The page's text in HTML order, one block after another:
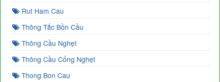
Rut Ham Cau
Thông Tắc Bồn Cầu
Thông Cầu Nghẹt
Thông Cầu Cống Nghẹt
Thong Bon Cau